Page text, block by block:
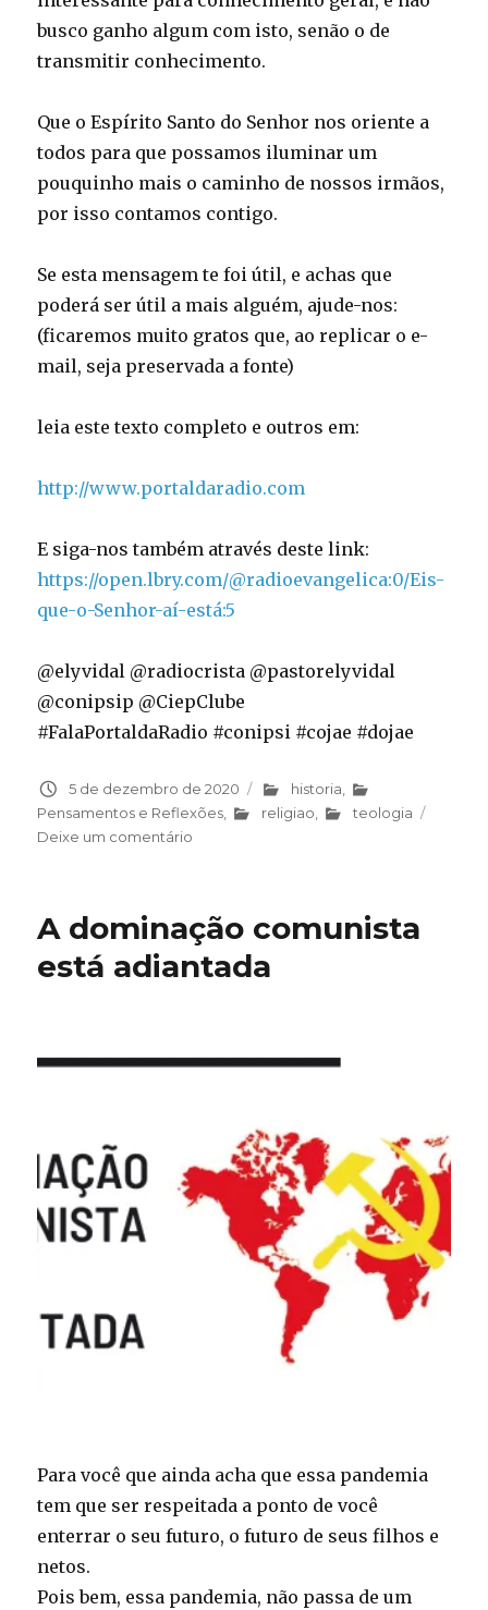
busco ganho algum com isto, senão o de
transmitir conhecimento.
Que o Espírito Santo do Senhor nos oriente a
todos para que possamos iluminar um
pouquinho mais o caminho de nossos irmãos,
por isso contamos contigo.
Se esta mensagem te foi útil, e achas que
poderá ser útil a mais alguém, ajude-nos:
(ficaremos muito gratos que, ao replicar o e-
mail, seja preservada a fonte)
leia este texto completo e outros em:
http://www.portaldaradio.com
E siga-nos também através deste link:
https://open.lbry.com/@radioevangelica:0/Eis-
que-o-Senhor-aí-está:5
@elyvidal @radiocrista @pastorelyvidal
@conipsip @CiepClube
#FalaPortaldaRadio #conipsi #cojae #dojae
Publicado
em
5 de dezembro de 2020 Categorias
historia
Pensamentos e Reflexões
religiao
teologia
Deixe um comentário
Senhor
aí
está
A dominação comunista
está adiantada
Para você que ainda acha que essa pandemia
tem que ser respeitada a ponto de você
enterrar o seu futuro, o futuro de seus filhos e
netos.
Pois bem, essa pandemia, não passa de um